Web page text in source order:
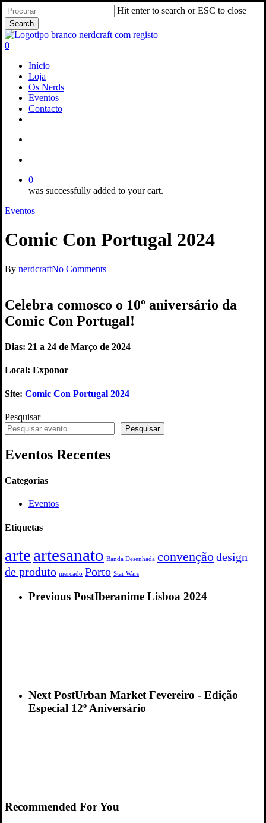
Skip
to
main
content
Hit enter to search or ESC to close
Search
Close
Search
search
account
0
Início
Loja
Os Nerds
Eventos
Contacto
0
was successfully added to your cart.
Eventos
Comic Con Portugal 2024
By nerdcraftNo Comments
Celebra connosco o 10º aniversário da
Comic Con Portugal!
Dias: 21 a 24 de Março de 2024
Local: Exponor
Site: Comic Con Portugal 2024
Pesquisar
Pesquisar
Eventos Recentes
Categorias
Eventos
Etiquetas
arteartesanato Banda Desenhada convençãodesign
de produto mercado Porto Star Wars
Previous PostIberanime Lisboa 2024
Next PostUrban Market Fevereiro - Edição
Especial 12º Aniversário
Recommended For You